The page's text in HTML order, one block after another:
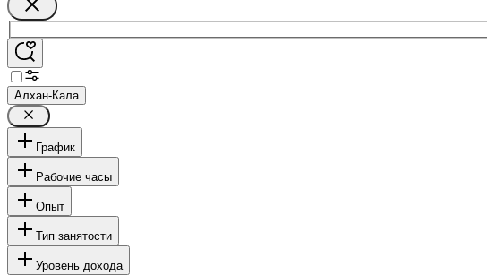
Алхан-Кала
График
Рабочие часы
Опыт
Тип занятости
Уровень дохода